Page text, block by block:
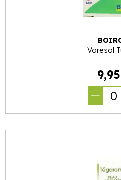
Varesol
9,95
0